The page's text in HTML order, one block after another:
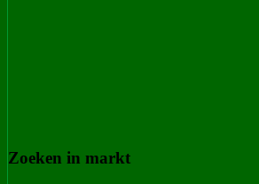
Zoeken in markt